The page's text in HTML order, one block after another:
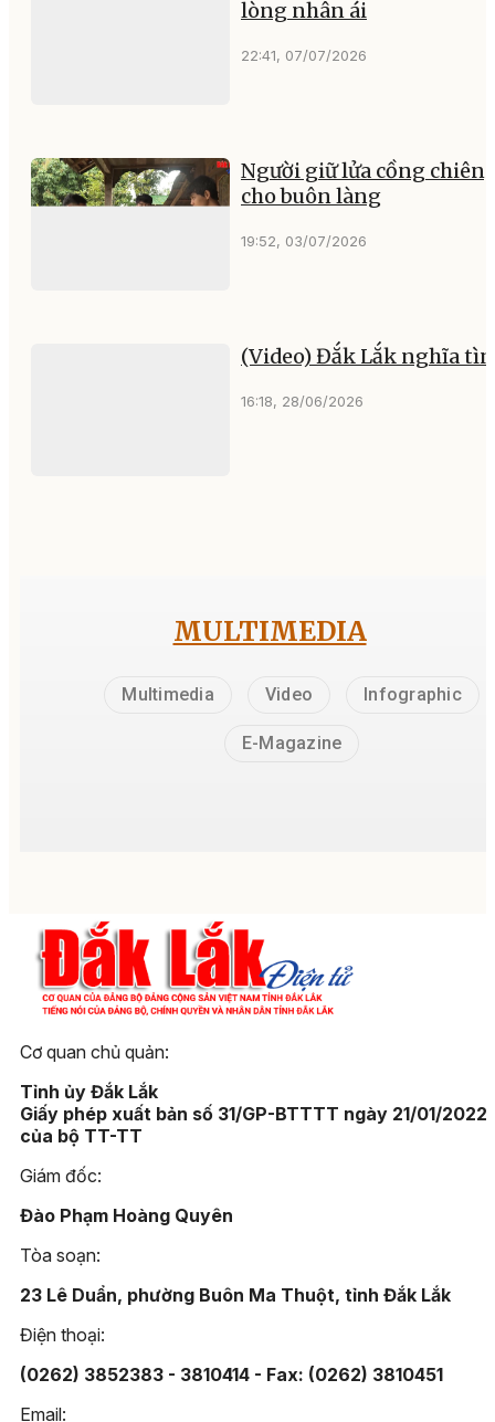
lòng nhân ái
22:41, 07/07/2026
Người giữ lửa cồng
cho buôn làng
19:52, 03/07/2026
(Video) Đắk Lắk nghĩa
16:18, 28/06/2026
MULTIMEDIA
Multimedia Video Infographic
E-Magazine
Cơ quan chủ quản:
Tỉnh ủy Đắk Lắk
Giấy phép xuất bản số 31/GP-BTTTT ngày 21/01/2022
của bộ TT-TT
Giám đốc:
Đào Phạm Hoàng Quyên
Tòa soạn:
23 Lê Duẩn, phường Buôn Ma Thuột, tỉnh Đắk Lắk
Điện thoại:
(0262) 3852383 - 3810414 - Fax: (0262) 3810451
Email: